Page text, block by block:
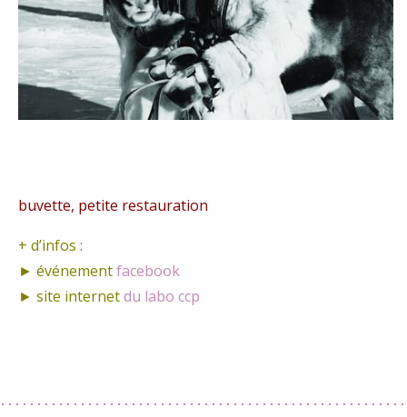
buvette, petite restauration
+ d’infos :
► événementfacebook
► site internetdu labo ccp